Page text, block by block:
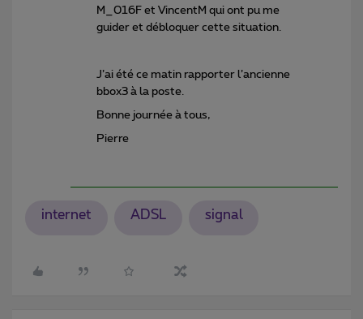
M_016F et VincentM qui ont pu me
guider et débloquer cette situation.
J’ai été ce matin rapporter l’ancienne
bbox3 à la poste.
Bonne journée à tous,
Pierre
internet ADSL signal